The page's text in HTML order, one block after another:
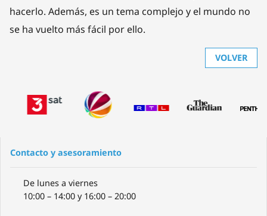
hacerlo. Además, es un tema complejo y el mundo no
se ha vuelto más fácil por ello.
VOLVER
Contacto y asesoramiento
De lunes a viernes
10:00 – 14:00 y 16:00 – 20:00